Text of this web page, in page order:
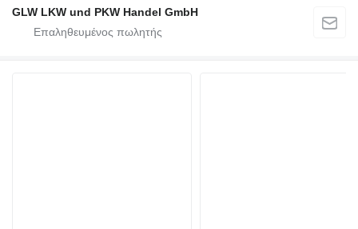
GLW LKW und PKW Handel GmbH